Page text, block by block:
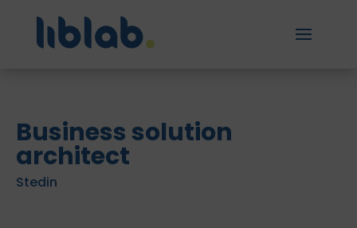
Business solution
architect
Stedin